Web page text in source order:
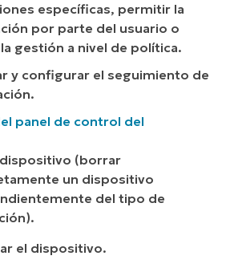
específicas, permitir la
por parte del usuario o
gestión a nivel de política.
y configurar el seguimiento de
panel de control del
(borrar
un dispositivo
del tipo de
el dispositivo.